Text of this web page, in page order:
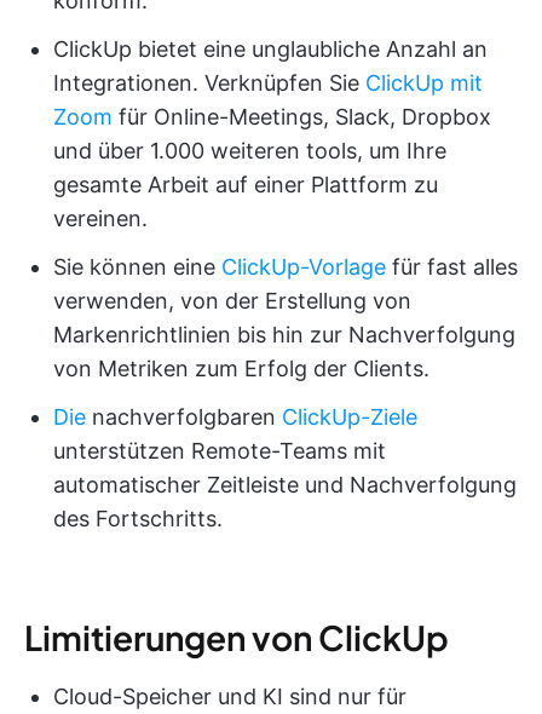
ClickUp bietet eine unglaubliche Anzahl an
Integrationen. Verknüpfen Sie ClickUp mit
Zoom für Online-Meetings, Slack, Dropbox
und über 1.000 weiteren tools, um Ihre
gesamte Arbeit auf einer Plattform zu
vereinen.
Sie können eine ClickUp-Vorlage für fast alles
verwenden, von der Erstellung von
Markenrichtlinien bis hin zur Nachverfolgung
von Metriken zum Erfolg der Clients.
Die nachverfolgbaren ClickUp-Ziele
unterstützen Remote-Teams mit
automatischer Zeitleiste und Nachverfolgung
des Fortschritts.
Limitierungen von ClickUp
Cloud-Speicher und KI sind nur für